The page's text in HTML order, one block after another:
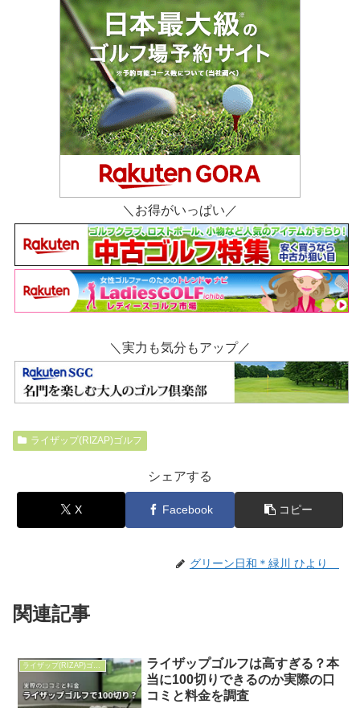
＼お得がいっぱい／
＼実力も気分もアップ／
ライザップ(RIZAP)ゴルフ
シェアする
X Facebook コピー
グリーン日和＊緑川 ひより
関連記事
ライザップゴルフは高すぎる？本
当に100切りできるのか実際の口
コミと料金を調査